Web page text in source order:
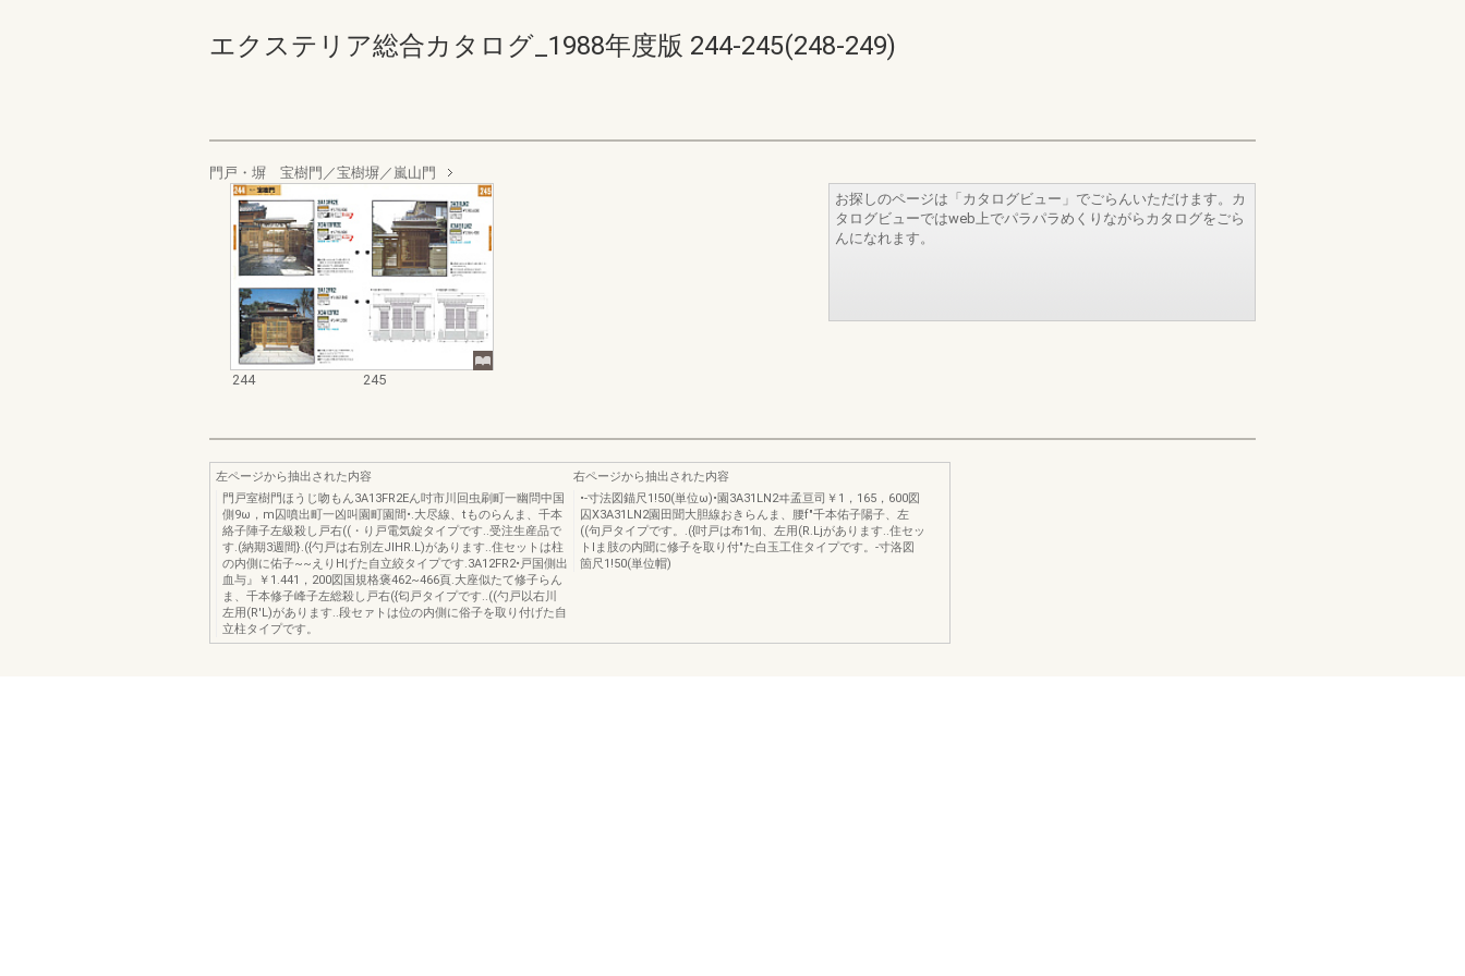
エクステリア総合カタログ_1988年度版 244-245(248-249)
門戸・塀 宝樹門／宝樹塀／嵐山門
244 245
お探しのページは「カタログビュー」でごらんいただけます。カ
タログビューではweb上でパラパラめくりながらカタログをごら
んになれます。
左ページから抽出された内容
門戸室樹門ほうじ吻もん3A13FR2Eん吋市川回虫刷町一幽問中国
側9ω，m囚噴出町一凶叫園町園間•.大尽線、tものらんま、千本
絡子陣子左級殺し戸右((・り戸電気錠タイプです..受注生産品で
す.(納期3週間}.({勺戸は右別左JlHR.L)があります..住セットは柱
の内側に佑子~~えりHげた自立絞タイプです.3A12FR2•戸国側出
血与』￥1.441，200図国規格褒462~466頁.大座似たて修子らん
ま、千本修子峰子左総殺し戸右({匂戸タイプです..((勺戸以右川
左用(R'L)があります..段セァトは位の内側に俗子を取り付げた自
立柱タイプです。
右ページから抽出された内容
•-寸法図錨尺1!50(単位ω)•園3A31LN2ヰ孟亘司￥1，165，600図
囚X3A31LN2園田聞大胆線おきらんま、腰f"千本佑子陽子、左
((句戸タイプです。.({吋戸は布1旬、左用(R.Ljがあります..住セッ
トlま肢の内聞に修子を取り付"た白玉工住タイプです。-寸洛図
箇尺1!50(単位帽)